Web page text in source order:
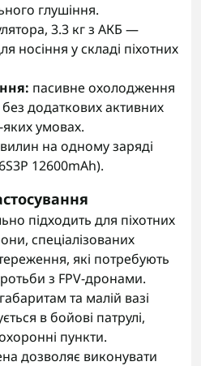
глушіння.
3.3 кг з АКБ —
носіння у складі піхотних
пасивне охолодження
додаткових активних
яких умовах.
на одному заряді
12600mAh).
підходить для піхотних
спеціалізованих
які потребують
з FPV-дронами.
та малій вазі
в бойові патрулі,
пункти.
дозволяє виконувати